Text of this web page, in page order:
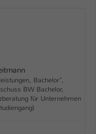
Bachelor",
BW Bachelor,
für Unternehmen